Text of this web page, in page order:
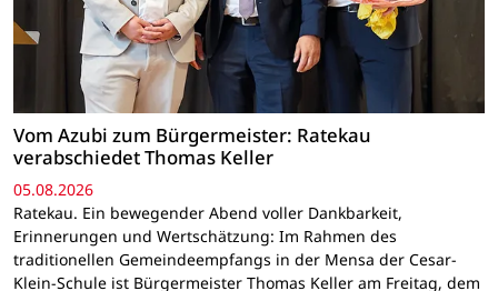
Vom Azubi zum Bürgermeister: Ratekau
verabschiedet Thomas Keller
05.08.2026
Ratekau. Ein bewegender Abend voller Dankbarkeit,
Erinnerungen und Wertschätzung: Im Rahmen des
traditionellen Gemeindeempfangs in der Mensa der Cesar-
Klein-Schule ist Bürgermeister Thomas Keller am Freitag, dem